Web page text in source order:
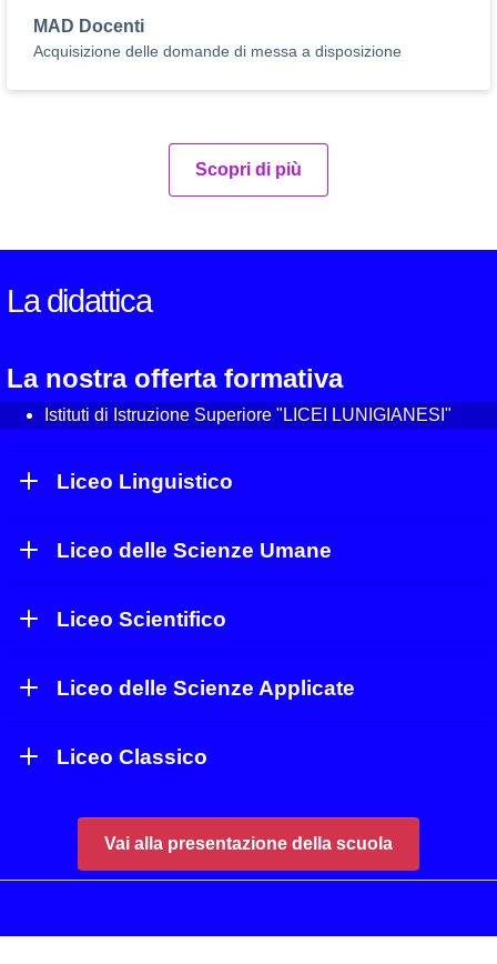
MAD Docenti
Acquisizione delle domande di messa a disposizione
Scopri di più
La didattica
La nostra offerta formativa
Istituti di Istruzione Superiore "LICEI LUNIGIANESI"
Liceo Linguistico
Liceo delle Scienze Umane
Liceo Scientifico
Liceo delle Scienze Applicate
Liceo Classico
Vai alla presentazione della scuola